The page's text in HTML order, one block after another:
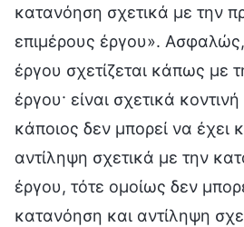
κατανόηση σχετικά με την
επιμέρους έργου».
έργου σχετίζεται κάπως με
έργου· είναι σχετικά
κάποιος δεν μπορεί να έχει
αντίληψη σχετικά με την
έργου, τότε ομοίως δεν
κατανόηση και αντίληψη